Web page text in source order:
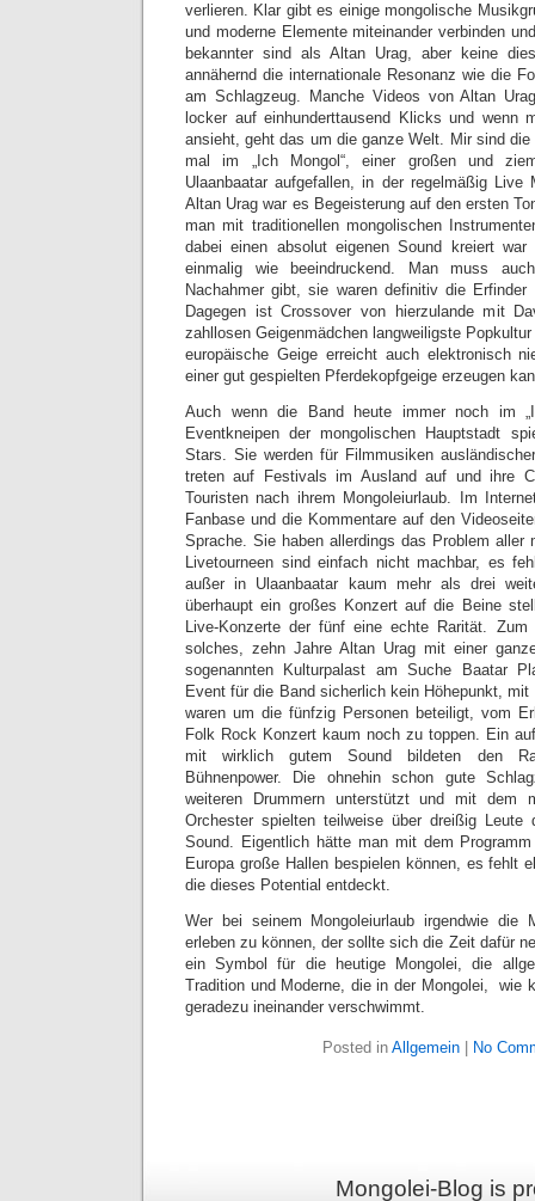
verlieren. Klar gibt es einige mongolische
und moderne Elemente miteinander verbinden
bekannter sind als Altan Urag, aber keine
annähernd die internationale Resonanz wie die
am Schlagzeug. Manche Videos von Altan
locker auf einhunderttausend Klicks und wenn
ansieht, geht das um die ganze Welt. Mir sind
mal im „Ich Mongol“, einer großen und
Ulaanbaatar aufgefallen, in der regelmäßig Live
Altan Urag war es Begeisterung auf den ersten
man mit traditionellen mongolischen
dabei einen absolut eigenen Sound kreiert
einmalig wie beeindruckend. Man muss
Nachahmer gibt, sie waren definitiv die Erfinder
Dagegen ist Crossover von hierzulande mit
zahllosen Geigenmädchen langweiligste
europäische Geige erreicht auch elektronisch
einer gut gespielten Pferdekopfgeige erzeugen
Auch wenn die Band heute immer noch im
Eventkneipen der mongolischen Hauptstadt
Stars. Sie werden für Filmmusiken
treten auf Festivals im Ausland auf und ihre
Touristen nach ihrem Mongoleiurlaub. Im
Fanbase und die Kommentare auf den
Sprache. Sie haben allerdings das Problem aller
Livetourneen sind einfach nicht machbar, es
außer in Ulaanbaatar kaum mehr als drei
überhaupt ein großes Konzert auf die Beine
Live-Konzerte der fünf eine echte Rarität.
solches, zehn Jahre Altan Urag mit einer
sogenannten Kulturpalast am Suche Baatar
Event für die Band sicherlich kein Höhepunkt,
waren um die fünfzig Personen beteiligt, vom
Folk Rock Konzert kaum noch zu toppen. Ein
mit wirklich gutem Sound bildeten den
Bühnenpower. Die ohnehin schon gute
weiteren Drummern unterstützt und mit dem
Orchester spielten teilweise über dreißig Leute
Sound. Eigentlich hätte man mit dem
Europa große Hallen bespielen können, es fehlt
die dieses Potential entdeckt.
Wer bei seinem Mongoleiurlaub irgendwie die
erleben zu können, der sollte sich die Zeit dafür
ein Symbol für die heutige Mongolei, die
Tradition und Moderne, die in der Mongolei, wie
geradezu ineinander verschwimmt.
Posted in Allgemein No
Mongolei-Blog is